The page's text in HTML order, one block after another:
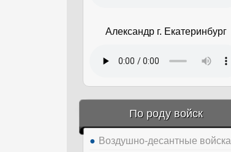
Александр г. Екатеринбург
По роду войск
Воздушно-десантные войска